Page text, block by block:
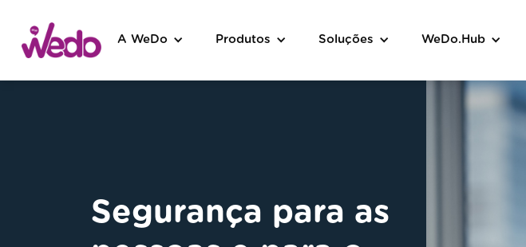
A WeDo Produtos Soluções WeDo.Hub
Segurança para as